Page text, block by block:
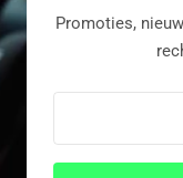
Promoties,